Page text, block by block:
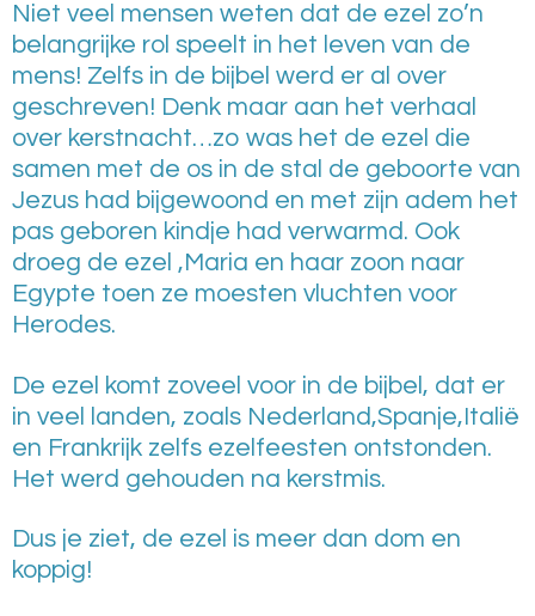
Niet veel mensen weten dat de ezel zo’n
belangrijke rol speelt in het leven van de
mens! Zelfs in de bijbel werd er al over
geschreven! Denk maar aan het verhaal
over kerstnacht…zo was het de ezel die
samen met de os in de stal de geboorte van
Jezus had bijgewoond en met zijn adem het
pas geboren kindje had verwarmd. Ook
droeg de ezel ,Maria en haar zoon naar
Egypte toen ze moesten vluchten voor
Herodes.
De ezel komt zoveel voor in de bijbel, dat er
in veel landen, zoals Nederland,Spanje,Italië
en Frankrijk zelfs ezelfeesten ontstonden.
Het werd gehouden na kerstmis.
Dus je ziet, de ezel is meer dan dom en
koppig!